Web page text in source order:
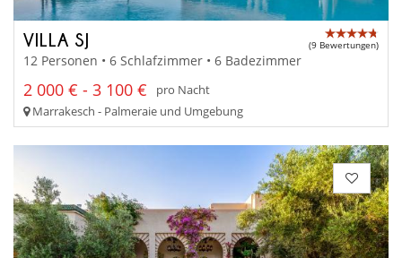
VILLA SJ (9 Bewertungen)
12 Personen • 6 Schlafzimmer • 6 Badezimmer
2 000 € - 3 100 €
pro Nacht
Marrakesch - Palmeraie und Umgebung